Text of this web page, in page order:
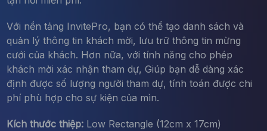
Với nền tảng InvitePro, bạn có thể tạo danh sách và
quản lý thông tin khách mời, lưu trữ thông tin mừng
cưới của khách. Hơn nữa, với tính năng cho phép
khách mời xác nhận tham dự, Giúp bạn dễ dàng xác
định được số lượng người tham dự, tính toán được chi
phí phù hợp cho sự kiện của mìn.
Kích thước thiệp:Low Rectangle (12cm x 17cm)